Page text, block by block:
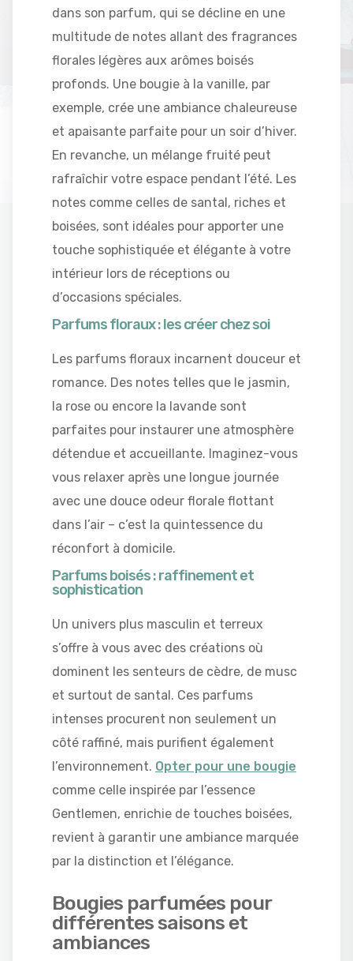
dans son parfum, qui se décline en une
multitude de notes allant des fragrances
florales légères aux arômes boisés
profonds. Une bougie à la vanille, par
exemple, crée une ambiance chaleureuse
et apaisante parfaite pour un soir d’hiver.
En revanche, un mélange fruité peut
rafraîchir votre espace pendant l’été. Les
notes comme celles de santal, riches et
boisées, sont idéales pour apporter une
touche sophistiquée et élégante à votre
intérieur lors de réceptions ou
d’occasions spéciales.
Parfums floraux : les créer chez soi
Les parfums floraux incarnent douceur et
romance. Des notes telles que le jasmin,
la rose ou encore la lavande sont
parfaites pour instaurer une atmosphère
détendue et accueillante. Imaginez-vous
vous relaxer après une longue journée
avec une douce odeur florale flottant
dans l’air – c’est la quintessence du
réconfort à domicile.
Parfums boisés : raffinement et
sophistication
Un univers plus masculin et terreux
s’offre à vous avec des créations où
dominent les senteurs de cèdre, de musc
et surtout de santal. Ces parfums
intenses procurent non seulement un
côté raffiné, mais purifient également
l’environnement. Opter pour une bougie
comme celle inspirée par l’essence
Gentlemen, enrichie de touches boisées,
revient à garantir une ambiance marquée
par la distinction et l’élégance.
Bougies parfumées pour
différentes saisons et
ambiances